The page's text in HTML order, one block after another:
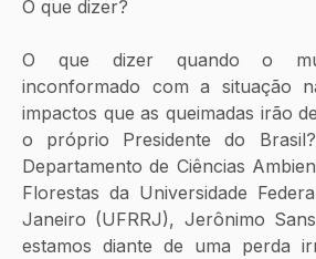
O que dizer?
O que dizer quando o
inconformado com a situação
impactos que as queimadas irão
o próprio Presidente do
Departamento de Ciências
Florestas da Universidade
Janeiro (UFRRJ), Jerônimo
estamos diante de uma perda